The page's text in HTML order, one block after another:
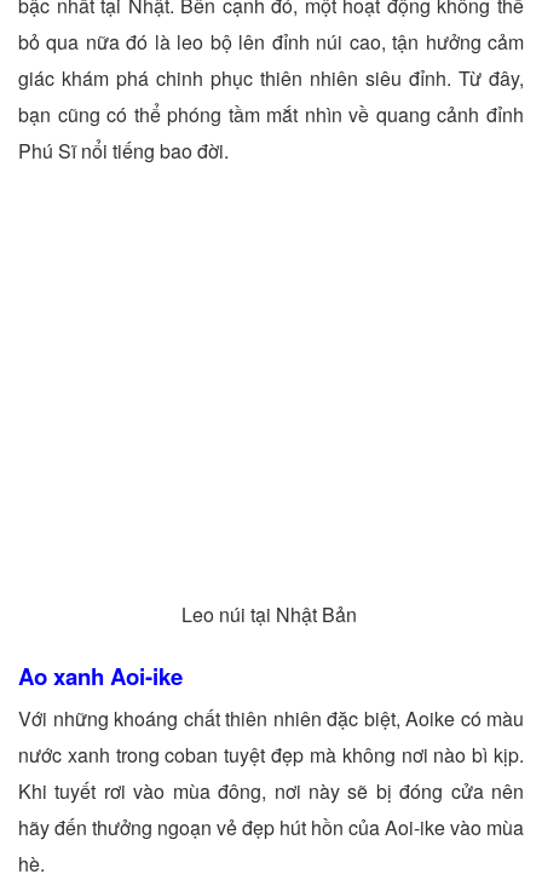
bỏ qua nữa đó là leo bộ lên đỉnh núi cao, tận hưởng cảm
giác khám phá chinh phục thiên nhiên siêu đỉnh. Từ đây,
bạn cũng có thể phóng tầm mắt nhìn về quang cảnh đỉnh
Phú Sĩ nổi tiếng bao đời.
Leo núi tại Nhật Bản
Ao xanh Aoi-ike
Với những khoáng chất thiên nhiên đặc biệt, Aoike có màu
nước xanh trong coban tuyệt đẹp mà không nơi nào bì kịp.
Khi tuyết rơi vào mùa đông, nơi này sẽ bị đóng cửa nên
hãy đến thưởng ngoạn vẻ đẹp hút hồn của Aoi-ike vào mùa
hè.